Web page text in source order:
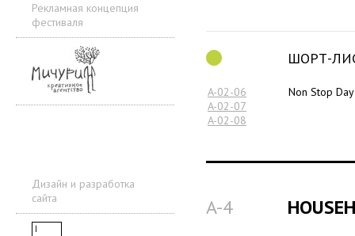
Рекламная концепция
фестиваля
Дизайн и разработка
сайта
ШОРТ-
A-02-06
A-02-07
A-02-08
Non Stop
A-4